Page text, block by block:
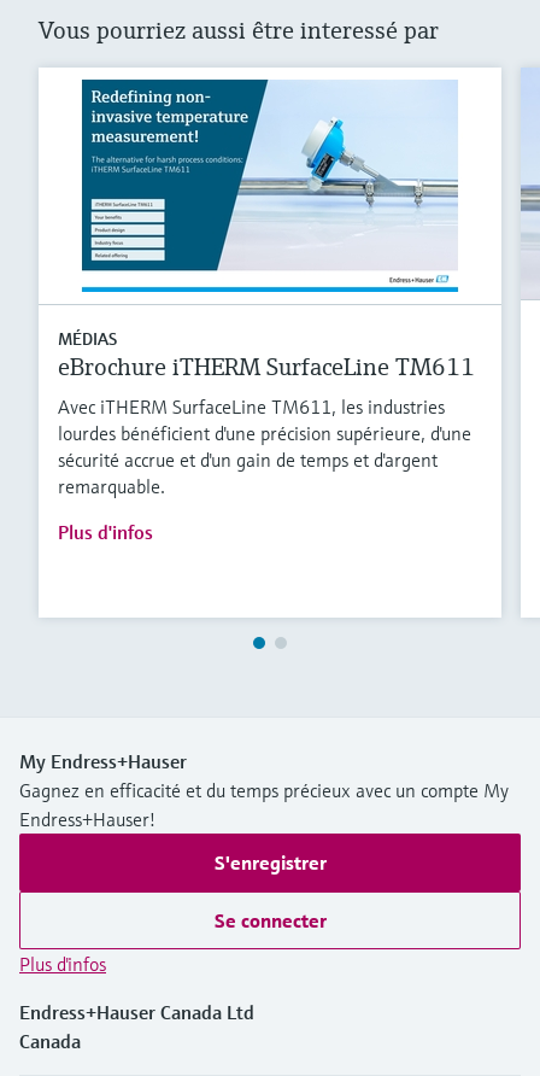
Vous pourriez aussi être interessé par
MÉDIAS
eBrochure iTHERM SurfaceLine TM611
Avec iTHERM SurfaceLine TM611, les industries
lourdes bénéficient d'une précision supérieure, d'une
sécurité accrue et d'un gain de temps et d'argent
remarquable.
Plus d'infos
My Endress+Hauser
Gagnez en efficacité et du temps précieux avec un compte My
Endress+Hauser!
S'enregistrer
Se connecter
Plus d'infos
Endress+Hauser Canada Ltd
Canada